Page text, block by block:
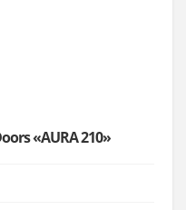
«AURA 210»